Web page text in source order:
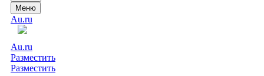
Меню
Au.ru
Au.ru
Разместить
Разместить